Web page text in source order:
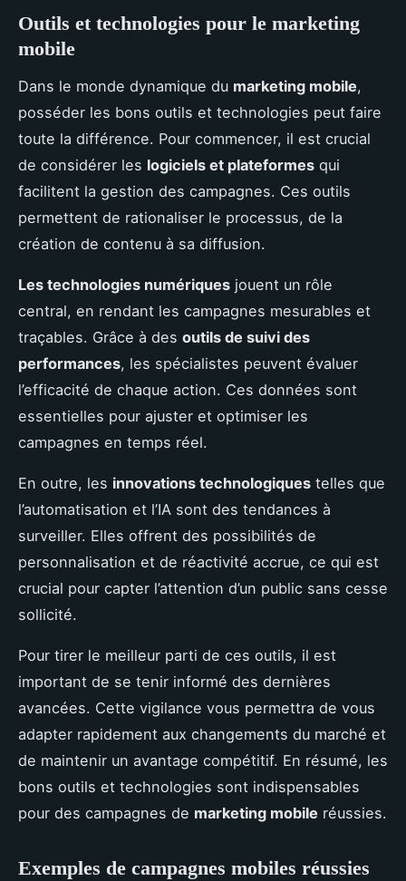
Outils et technologies pour le marketing
mobile
Dans le monde dynamique du marketing mobile,
posséder les bons outils et technologies peut faire
toute la différence. Pour commencer, il est crucial
de considérer les logiciels et plateformes qui
facilitent la gestion des campagnes. Ces outils
permettent de rationaliser le processus, de la
création de contenu à sa diffusion.
Les technologies numériques jouent un rôle
central, en rendant les campagnes mesurables et
traçables. Grâce à des outils de suivi des
performances, les spécialistes peuvent évaluer
l’efficacité de chaque action. Ces données sont
essentielles pour ajuster et optimiser les
campagnes en temps réel.
En outre, les innovations technologiques telles que
l’automatisation et l’IA sont des tendances à
surveiller. Elles offrent des possibilités de
personnalisation et de réactivité accrue, ce qui est
crucial pour capter l’attention d’un public sans cesse
sollicité.
Pour tirer le meilleur parti de ces outils, il est
important de se tenir informé des dernières
avancées. Cette vigilance vous permettra de vous
adapter rapidement aux changements du marché et
de maintenir un avantage compétitif. En résumé, les
bons outils et technologies sont indispensables
pour des campagnes de marketing mobile réussies.
Exemples de campagnes mobiles réussies